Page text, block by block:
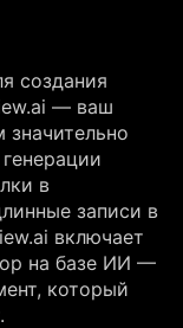
создания
— ваш
в
записи в
включает
на базе ИИ —
который